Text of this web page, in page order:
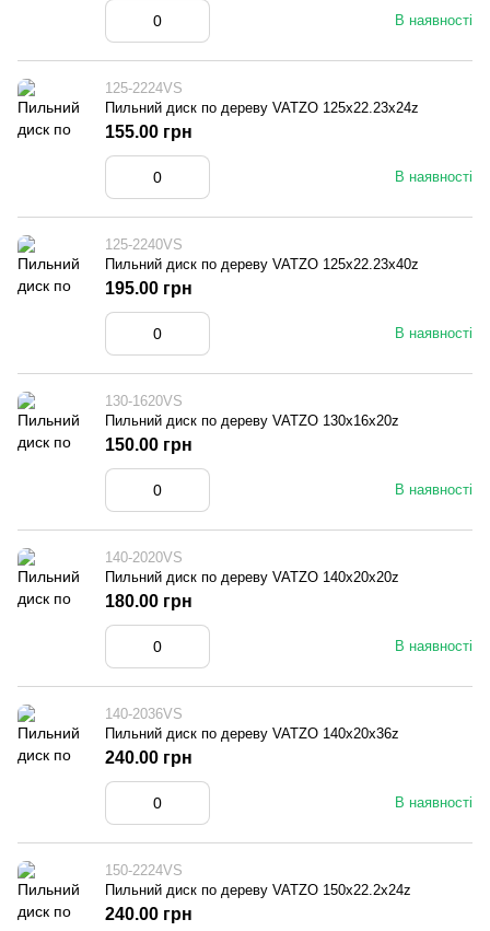
В наявності
125-2224VS
Пильний диск по дереву VATZO 125x22.23x24z
В наявності
155.00 грн
125-2240VS
Пильний диск по дереву VATZO 125x22.23x40z
В наявності
195.00 грн
130-1620VS
Пильний диск по дереву VATZO 130x16x20z
В наявності
150.00 грн
140-2020VS
Пильний диск по дереву VATZO 140x20x20z
В наявності
180.00 грн
140-2036VS
Пильний диск по дереву VATZO 140x20x36z
В наявності
240.00 грн
150-2224VS
Пильний диск по дереву VATZO 150x22.2x24z
240.00 грн